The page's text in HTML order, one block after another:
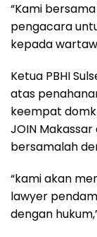
“Kami
pengacara
kepada
Ketua PBHI
atas
keempat
JOIN
bersamalah
“kami akan
lawyer
dengan